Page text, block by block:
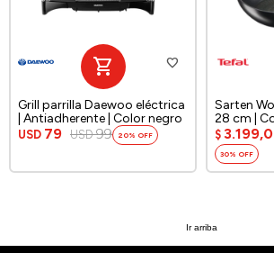
Grill parrilla Daewoo eléctrica
| Antiadherente | Color negro
USD 79 USD 99 20
Sarten
28 cm |
$
30
Ir arriba